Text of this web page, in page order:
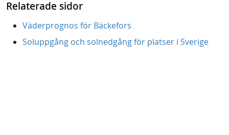
Relaterade sidor
Väderprognos för Bäckefors
Soluppgång och solnedgång för platser i Sverige